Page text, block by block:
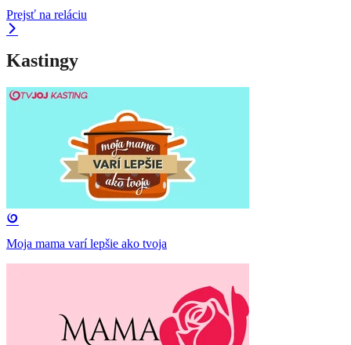
Prejsť na reláciu
Kastingy
Moja mama varí lepšie ako tvoja